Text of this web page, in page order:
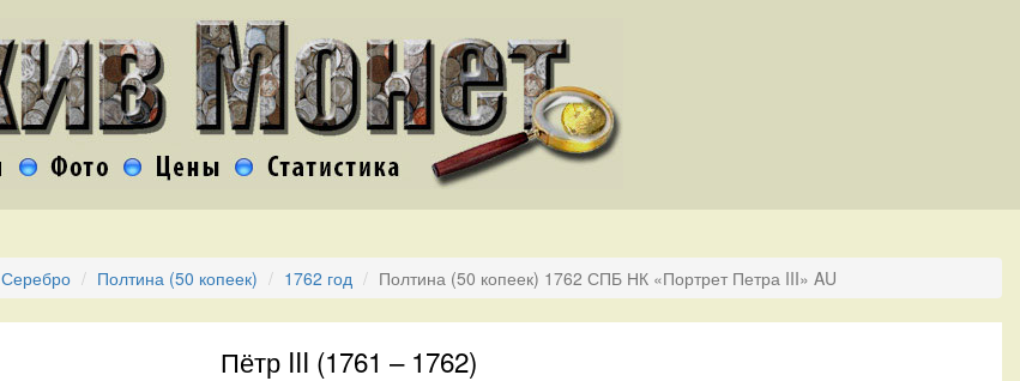
Серебро Полтина (50 копеек) 1762 год Полтина (50 копеек) 1762 СПБ НК «Портрет Петра III» AU
Пётр III (1761 – 1762)